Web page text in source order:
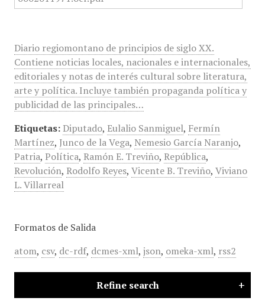
Diario regiomontano de principios de siglo XX.
Contiene noticias locales, nacionales e internacionales,
editoriales y notas de interés cultural sobre literatura,
arte y política. Incluye también propaganda política y
publicidad de las principales…
Etiquetas: Diputado, Eulalio Sanmiguel, Fermín
Martínez, Junco de la Vega, Nemesio García Naranjo,
Patria, Política, Ramón E. Treviño, República,
Revolución, Rodolfo Reyes, Vicente B. Treviño, Viviano
L. Villarreal
Formatos de Salida
atom, csv, dc-rdf, dcmes-xml, json, omeka-xml, rss2
Refine search